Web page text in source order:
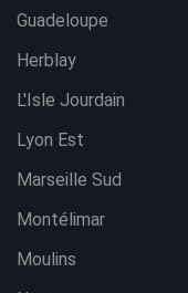
Guadeloupe
Herblay
L'Isle Jourdain
Lyon Est
Marseille Sud
Montélimar
Moulins